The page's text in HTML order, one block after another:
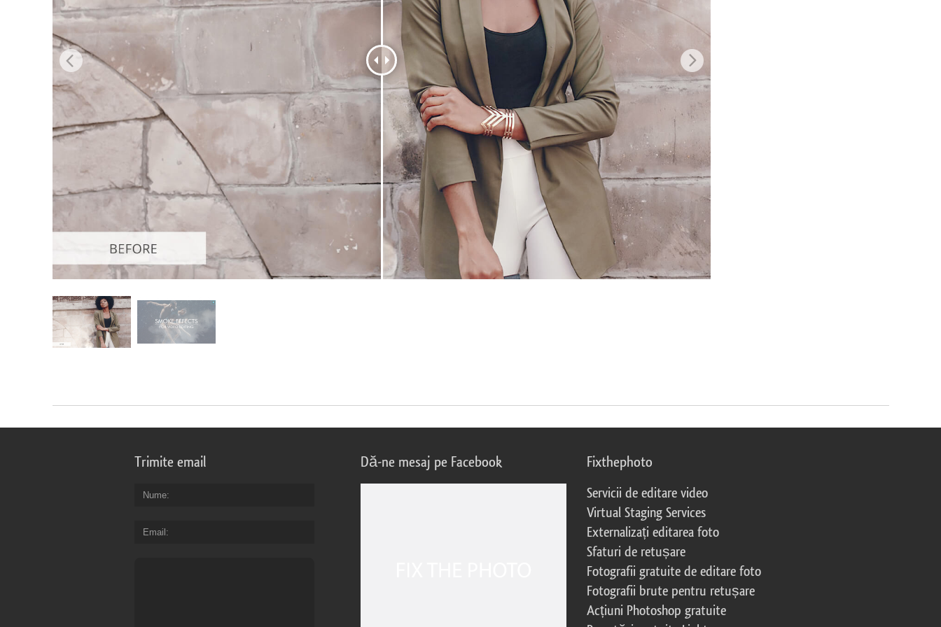
Bijuterii Retușând Servicii Date de Antrenament AI
Trimite email
Nume
Email
Dă-ne mesaj pe Facebook Fixthephoto
Servicii de editare video
Virtual Staging Services
Externalizați editarea foto
Sfaturi de retușare
Fotografii gratuite de editare foto
Fotografii brute pentru retușare
Acțiuni Photoshop gratuite